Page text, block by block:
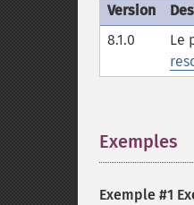
Version
8.1.0
Le
Exemples
Exemple #1